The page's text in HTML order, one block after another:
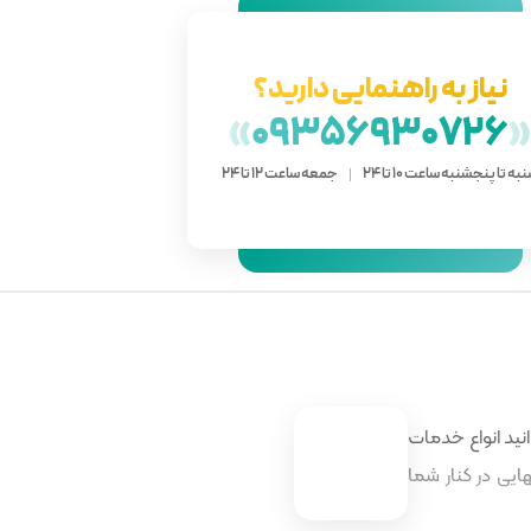
نیاز به راهنمایی دارید؟
«
09356930726
»
تا پنجشنبه ساعت 10 تا 24 جمعه ساعت 12 تا 24
انواع خدمات
در کنار شما